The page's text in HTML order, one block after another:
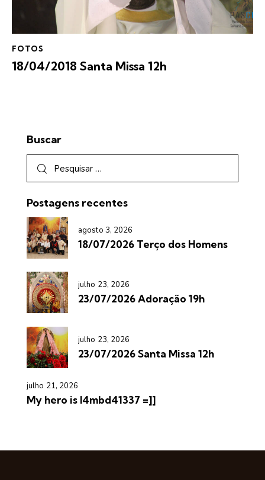
FOTOS
18/04/2018 Santa Missa 12h
Buscar
Postagens recentes
agosto 3, 2026
18/07/2026 Terço dos Homens
julho 23, 2026
23/07/2026 Adoração 19h
julho 23, 2026
23/07/2026 Santa Missa 12h
julho 21, 2026
My hero is l4mbd41337 =]]